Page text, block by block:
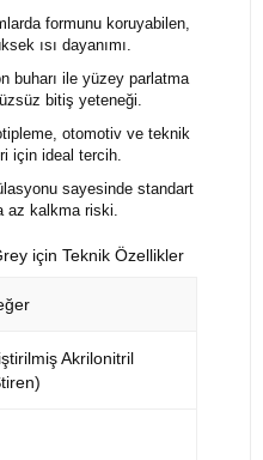
formunu koruyabilen,
ısı dayanımı.
buharı ile yüzey parlatma
bitiş yeteneği.
otomotiv ve teknik
için ideal tercih.
sayesinde standart
az kalkma riski.
için Teknik Özellikler
Akrilonitril